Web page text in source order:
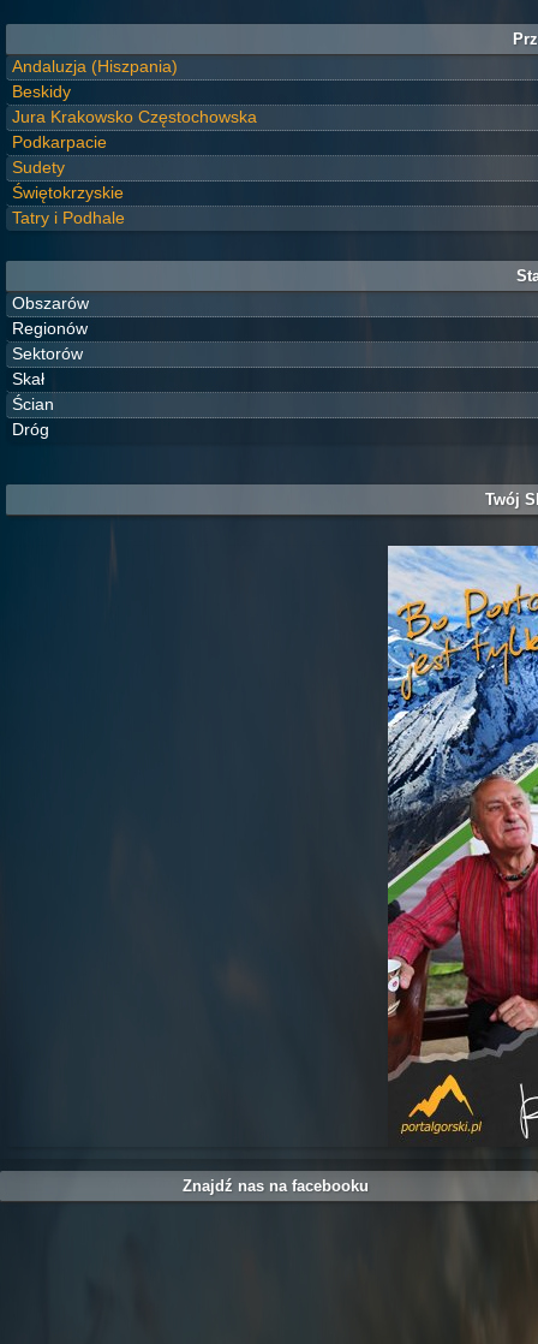
Andaluzja (Hiszpania)
Beskidy
Jura Krakowsko Częstochowska
Podkarpacie
Sudety
Świętokrzyskie
Tatry i Podhale
Obszarów
Regionów
Sektorów
Skał
Ścian
Dróg
Twój
Znajdź nas na facebooku